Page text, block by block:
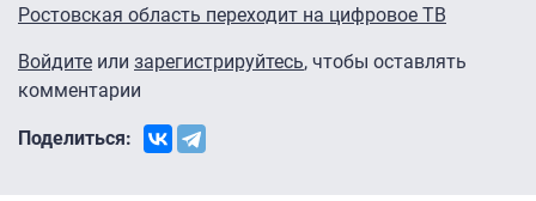
Ростовская область переходит на цифровое ТВ
Войдите или зарегистрируйтесь, чтобы оставлять
комментарии
Поделиться: